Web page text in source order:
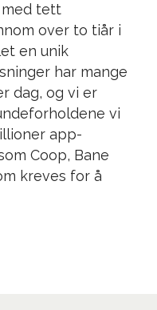
med tett
over to tiår i
en unik
har mange
dag, og vi er
vi
app-
Coop, Bane
kreves for å